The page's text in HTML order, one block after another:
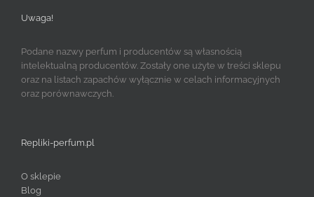
Uwaga!
Podane nazwy perfum i producentów są własnością
intelektualną producentów. Zostały one użyte w treści sklepu
oraz na listach zapachów wyłącznie w celach informacyjnych
oraz porównawczych.
Repliki-perfum.pl
O sklepie
Blog